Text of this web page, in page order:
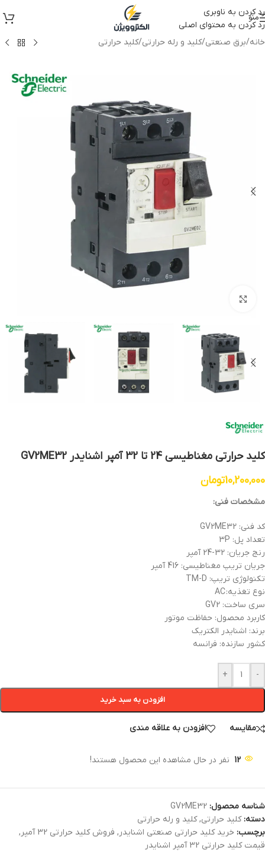
رد کردن به ناوبری
رد کردن به محتوای اصلی
منو
خانه/برق صنعتی/کلید و رله حرارتی/کلید حرارتی
کلید حرارتی مغناطیسی 24 تا 32 آمپر اشنایدر GV2ME32
10,200,000تومان
مشخصات فنی:
کد فنی: GV2ME32
تعداد پل: 3P
رنج جریان: 32-24 آمپر
جریان تریپ مغناطیسی: 416 آمپر
تکنولوژی تریپ: TM-D
نوع تغذیه: AC
سری ساخت: GV2
کاربرد محصول: حفاظت موتور
برند: اشنایدر الکتریک
کشور سازنده: فرانسه
-
+
افزودن به سبد خرید
مقایسه افزودن به علاقه مندی
12 نفر در حال مشاهده این محصول هستند!
شناسه محصول: GV2ME32
دسته: کلید حرارتی, کلید و رله حرارتی
برچسب: خرید کلید حرارتی صنعتی اشنایدر, فروش کلید حرارتی 32 آمپر
,
قیمت کلید حرارتی 32 آمپر اشنایدر